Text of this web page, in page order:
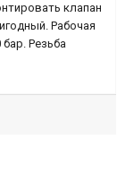
клапан
Рабочая
Резьба